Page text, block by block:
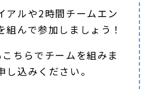
アルや2時間チームエン
んで参加しましょう！
ちらでチームを組みま
込みください。